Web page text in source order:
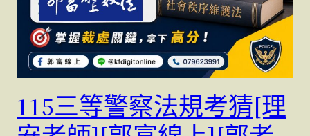
115三等警察法規考猜[理